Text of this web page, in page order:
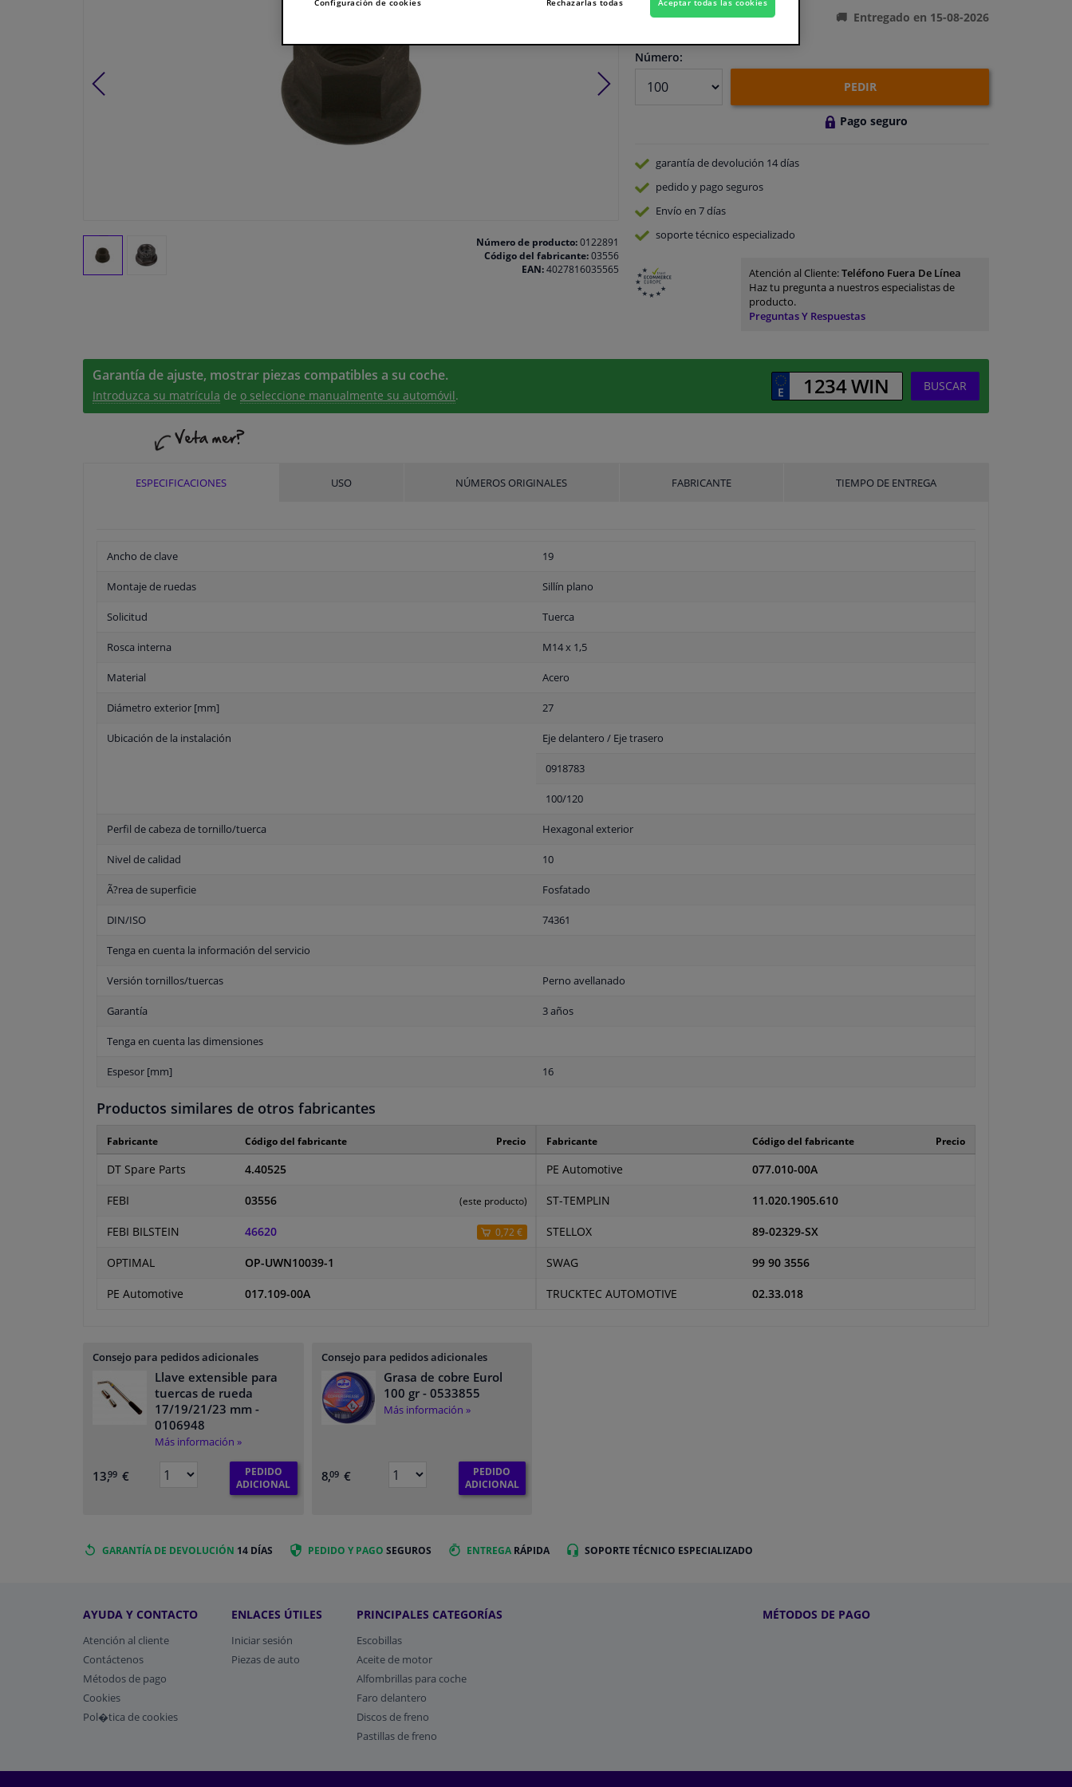
Número de producto:0122891
Código del fabricante:03556
EAN:4027816035565
Entregado en 15-08-2026
Número:
PEDIR
Pago seguro
garantía de devolución 14 días
pedido y pago seguros
Envío en 7 días
soporte técnico especializado
Atención al Cliente:Teléfono Fuera De Línea
Haz tu pregunta a nuestros especialistas de
producto.
Preguntas Y Respuestas
Garantía de ajuste, mostrar piezas compatibles a su coche.
Introduzca su matrícula de o seleccione manualmente su automóvil.
BUSCAR
ESPECIFICACIONES USO NÚMEROS ORIGINALES FABRICANTE TIEMPO DE ENTREGA
Ancho de clave 19
Montaje de ruedas Sillín plano
Solicitud Tuerca
Rosca interna M14 x 1,5
Material Acero
Diámetro exterior [mm] 27
Ubicación de la instalación Eje delantero / Eje trasero
0918783
100/120
Perfil de cabeza de tornillo/tuerca Hexagonal exterior
Nivel de calidad 10
Ã?rea de superficie Fosfatado
DIN/ISO 74361
Tenga en cuenta la información del servicio
Versión tornillos/tuercas Perno avellanado
Garantía 3 años
Tenga en cuenta las dimensiones
Espesor [mm] 16
Productos similares de otros fabricantes
Fabricante Código del fabricante Precio
DT Spare Parts 4.40525
FEBI 03556 (este producto)
FEBI BILSTEIN 46620 0,72 €
OPTIMAL OP-UWN10039-1
PE Automotive 017.109-00A
Fabricante Código del fabricante Precio
PE Automotive 077.010-00A
ST-TEMPLIN 11.020.1905.610
STELLOX 89-02329-SX
SWAG 99 90 3556
TRUCKTEC AUTOMOTIVE 02.33.018
Consejo para pedidos adicionales
Llave extensible para
tuercas de rueda
17/19/21/23 mm -
0106948
Más información »
13,99 €
PEDIDO
ADICIONAL
Consejo para pedidos adicionales
Grasa de cobre Eurol
100 gr- 0533855
Más información »
8,09 €
PEDIDO
ADICIONAL
GARANTÍA DE DEVOLUCIÓN 14 DÍAS PEDIDO Y PAGO SEGUROS ENTREGA RÁPIDA SOPORTE TÉCNICO ESPECIALIZADO
AYUDA Y CONTACTO
Atención al cliente
Contáctenos
Métodos de pago
​Cookies
Pol�tica de cookies
ENLACES ÚTILES
Iniciar sesión
Piezas de auto
PRINCIPALES CATEGORÍAS
Escobillas
Aceite de motor
Alfombrillas para coche
Faro delantero
Discos de freno
Pastillas de freno
MÉTODOS DE PAGO
Rechazarlas todas Aceptar todas las cookies